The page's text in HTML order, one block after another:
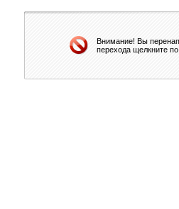
Внимание! Вы
перехода щелкните